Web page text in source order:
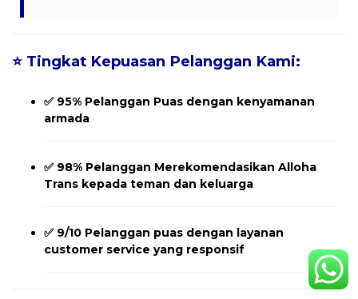
⭐ Tingkat Kepuasan Pelanggan Kami:
✅ 95% Pelanggan Puas dengan kenyamanan
armada
✅ 98% Pelanggan Merekomendasikan Alloha
Trans kepada teman dan keluarga
✅ 9/10 Pelanggan puas dengan layanan
customer service yang responsif